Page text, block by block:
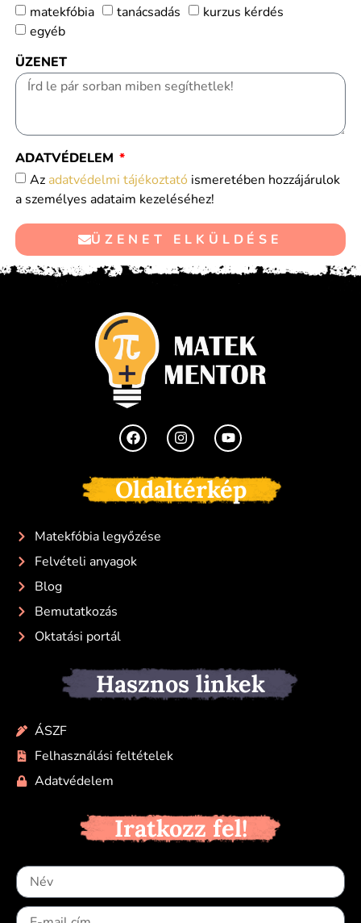
matekfóbia
tanácsadás
kurzus kérdés
egyéb
ÜZENET
ADATVÉDELEM
Az adatvédelmi tájékoztató ismeretében hozzájárulok
a személyes adataim kezeléséhez!
ÜZENET ELKÜLDÉSE
Oldaltérkép
Matekfóbia legyőzése
Felvételi anyagok
Blog
Bemutatkozás
Oktatási portál
Hasznos linkek
ÁSZF
Felhasználási feltételek
Adatvédelem
Iratkozz fel!